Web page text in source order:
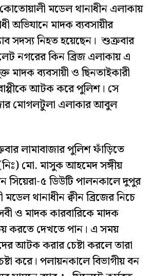
মডেল থানাধীন এলাকায়
অভিযানে মাদক ব্যবসায়ীর
সদস্য নিহত হয়েছেন। শুক্রবার
নগরের কিন ব্রিজ এলাকায় এ
মাদক ব্যবসায়ী ও ছিনতাইকারী
আটক করে পুলিশ। সে
মোগলটুলা এলাকার আবুল
লামাবাজার পুলিশ ফাঁড়িতে
মো. মাসুক আহমেদ সঙ্গীয়
সিয়েরা-৫ ডিউটি পালনকালে দুপুর
থানাধীন ক্বীন ব্রিজের নিচে
ও মাদক কারবারিকে মাদক
করতে দেখতে পান। এ সময়
আটক করার চেষ্টা করলে তারা
করে। পলায়নকালে বিভাগীয় বন